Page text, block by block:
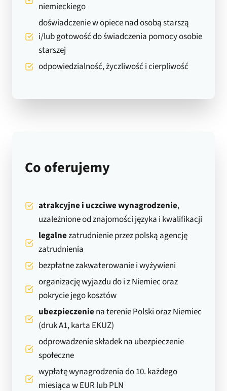
niemieckiego
doświadczenie w opiece nad osobą starszą
i/lub gotowość do świadczenia pomocy osobie
starszej
odpowiedzialność, życzliwość i cierpliwość
Co oferujemy
atrakcyjne i uczciwe wynagrodzenie,
uzależnione od znajomości języka i kwalifikacji
legalnezatrudnienie przez polską agencję
zatrudnienia
bezpłatne zakwaterowanie i wyżywieni
organizację wyjazdu do i z Niemiec oraz
pokrycie jego kosztów
ubezpieczeniena terenie Polski oraz Niemiec
(druk A1, karta EKUZ)
odprowadzenie składek na ubezpieczenie
społeczne
wypłatę wynagrodzenia do 10. każdego
miesiąca w EUR lub PLN